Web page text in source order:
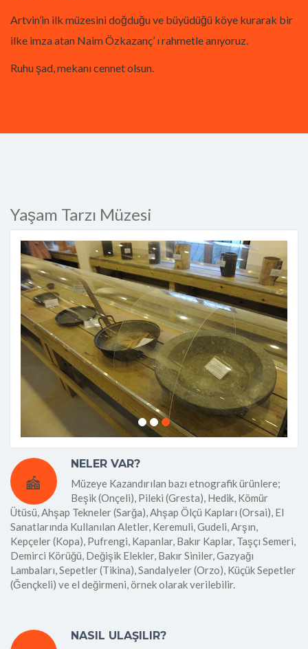
Artvin’in ilk müzesini doğduğu ve büyüdüğü köye kurarak bir
ilke imza atan Naim Özkazanç’ ı rahmetle anıyoruz.
Ruhu şad, mekanı cennet olsun.
Yaşam Tarzı Müzesi
NELER VAR?
Müzeye Kazandırılan bazı etnografik ürünlere;
Beşik (Onçeli), Pileki (Gresta), Hedik, Kömür
Ütüsü, Ahşap Tekneler (Sarğa), Ahşap Ölçü Kapları (Orsai), El
Sanatlarında Kullanılan Aletler, Keremuli, Gudeli, Arşın,
Kepçeler (Kopa), Pufrengi, Kapanlar, Bakır Kaplar, Taşçı Semeri,
Demirci Körüğü, Değişik Elekler, Bakır Siniler, Gazyağı
Lambaları, Sepetler (Tikina), Sandalyeler (Orzo), Küçük Sepetler
(Ğençkeli) ve el değirmeni, örnek olarak verilebilir.
NASIL ULAŞILIR?